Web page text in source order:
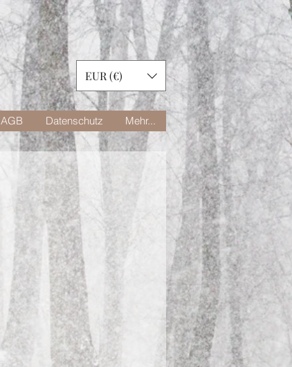
EUR (€)
AGB Datenschutz Mehr...